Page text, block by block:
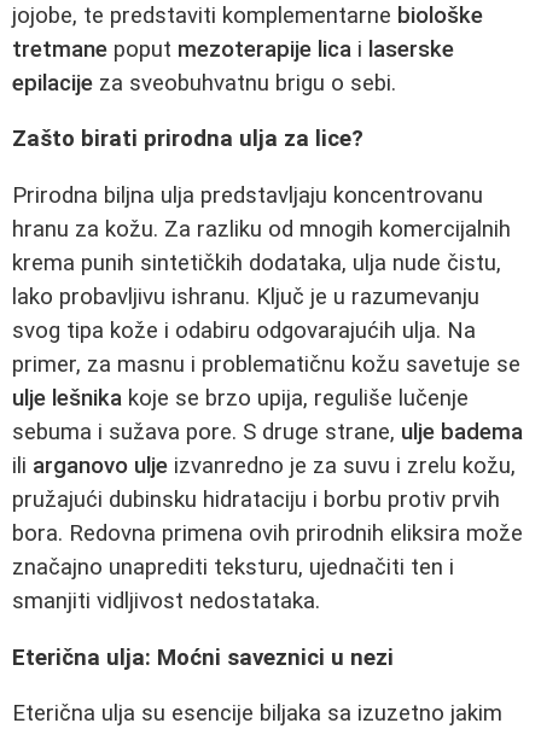
jojobe, te predstaviti komplementarne biološke
tretmane poput mezoterapije lica i laserske
epilacije za sveobuhvatnu brigu o sebi.
Zašto birati prirodna ulja za lice?
Prirodna biljna ulja predstavljaju koncentrovanu
hranu za kožu. Za razliku od mnogih komercijalnih
krema punih sintetičkih dodataka, ulja nude čistu,
lako probavljivu ishranu. Ključ je u razumevanju
svog tipa kože i odabiru odgovarajućih ulja. Na
primer, za masnu i problematičnu kožu savetuje se
ulje lešnika koje se brzo upija, reguliše lučenje
sebuma i sužava pore. S druge strane, ulje badema
ili arganovo ulje izvanredno je za suvu i zrelu kožu,
pružajući dubinsku hidrataciju i borbu protiv prvih
bora. Redovna primena ovih prirodnih eliksira može
značajno unaprediti teksturu, ujednačiti ten i
smanjiti vidljivost nedostataka.
Eterična ulja: Moćni saveznici u nezi
Eterična ulja su esencije biljaka sa izuzetno jakim